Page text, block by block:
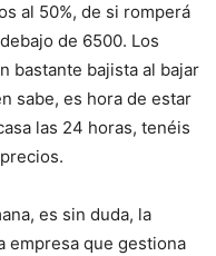
al 50%, de si romperá
de 6500. Los
bastante bajista al bajar
sabe, es hora de estar
las 24 horas, tenéis
es sin duda, la
empresa que gestiona